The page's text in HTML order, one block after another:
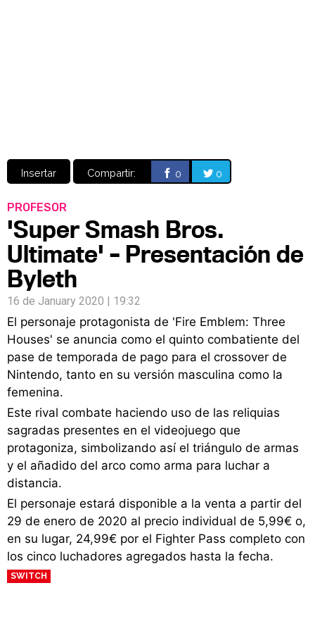
Insertar Compartir: 0 0
PROFESOR
'Super Smash Bros.
Ultimate' – Presentación de
Byleth
16 de January 2020 | 19:32
El personaje protagonista de 'Fire Emblem: Three
Houses' se anuncia como el quinto combatiente del
pase de temporada de pago para el crossover de
Nintendo, tanto en su versión masculina como la
femenina.
Este rival combate haciendo uso de las reliquias
sagradas presentes en el videojuego que
protagoniza, simbolizando así el triángulo de armas
y el añadido del arco como arma para luchar a
distancia.
El personaje estará disponible a la venta a partir del
29 de enero de 2020 al precio individual de 5,99€ o,
en su lugar, 24,99€ por el Fighter Pass completo con
los cinco luchadores agregados hasta la fecha.
SWITCH